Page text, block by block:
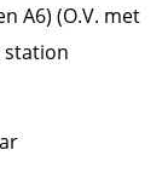
A6) (O.V. met
station